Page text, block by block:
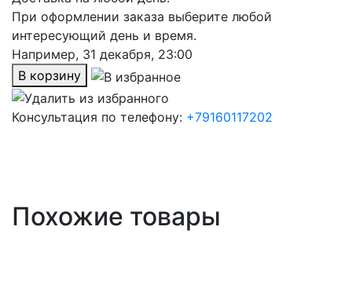
При оформлении заказа выберите любой
интересующий день и время.
Например, 31 декабря, 23:00
В корзину
Консультация по телефону: +79160117202
Похожие товары